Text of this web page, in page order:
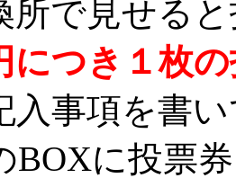
所で見せる
つき１枚
入事項を書
BOXに投票